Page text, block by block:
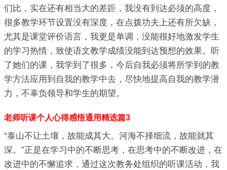
们比，实在还有相当大的差距，我没有到达必须的高度，
很多教学环节设置没有深度，在点拨功夫上还有所欠缺，
尤其是课堂评价语言，我更是单调，没能很好地激发学生
的学习热情，致使语文教学成绩没能到达预想的效果。听
了她们的课，我学到了很多，今后自我必须将所学到的教
学方法应用到自我的教学中去，尽快地提高自我的教学潜
力，不辜负领导和学生的期望。
老师听课个人心得感悟通用精选篇3
“泰山不让土壤，故能成其大。河海不择细流，故能就其
深。”正是在学习中的不断思考，在思考中的不断改进，在
改进中的不懈追求，通过这次教务处组织的听课活动，我